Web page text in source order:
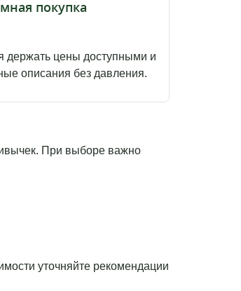
покупка
держать цены доступными и
описания без давления.
При выборе важно
уточняйте рекомендации